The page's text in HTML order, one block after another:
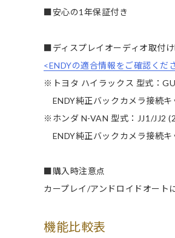
■安心の1年保証付き
■ディスプレイオーディオ取付
<ENDYの適合情報をご確認くだ
※トヨタ ハイラックス 型式：
ENDY純正バックカメラ接続
※ホンダ N-VAN 型式：JJ1/JJ2
ENDY純正バックカメラ接続
■購入時注意点
カープレイ/アンドロイドオート
機能比較表